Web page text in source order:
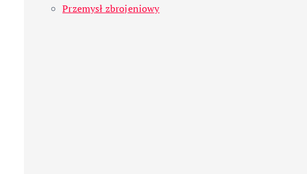
Przemysł zbrojeniowy